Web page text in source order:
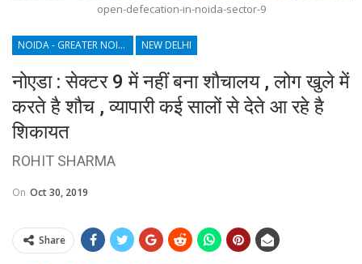
open-defecation-in-noida-sector-9
NOIDA - GREATER NOIDA - YAMUNA EXPRESSWAY NEW DELHI
नोएडा : सेक्टर 9 में नहीं बना शौचालय , लोग खुले में
करते है शौच , व्यापारी कई सालों से देते आ रहे है
शिकायत
ROHIT SHARMA
On Oct 30, 2019
Share